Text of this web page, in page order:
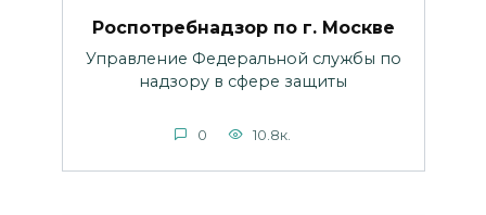
Роспотребнадзор по г. Москве
Управление Федеральной службы по
надзору в сфере защиты
0 10.8к.